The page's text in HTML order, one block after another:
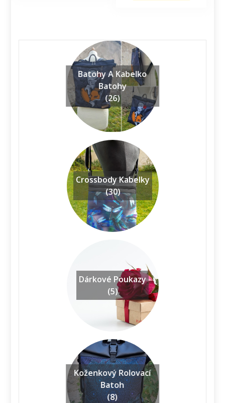
Batohy A Kabelko
Batohy
(26)
Crossbody Kabelky
(30)
Dárkové Poukazy
(5)
Koženkový Rolovací
Batoh
(8)